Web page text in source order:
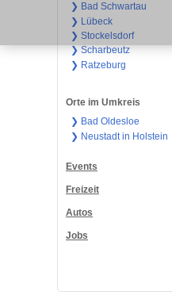
❯ Bad Schwartau
❯ Lübeck
❯ Stockelsdorf
❯ Scharbeutz
❯ Ratzeburg
Orte im Umkreis
❯ Bad Oldesloe
❯ Neustadt in Holstein
Events
Freizeit
Autos
Jobs